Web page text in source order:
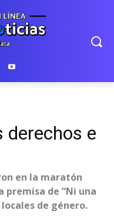
derechos e
en la maratón
de “Ni una
de género.